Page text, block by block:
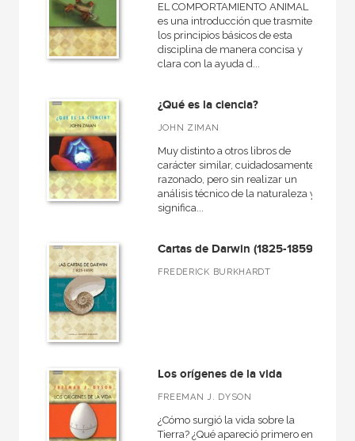
EL COMPORTAMIENTO ANIMAL
es una introducción que trasmite
los principios básicos de esta
disciplina de manera concisa y
clara con la ayuda d...
¿Qué es la ciencia?
JOHN ZIMAN
Muy distinto a otros libros de
carácter similar, cuidadosamente
razonado, pero sin realizar un
análisis técnico de la naturaleza y
significa...
Cartas de Darwin (1825-1859)
FREDERICK BURKHARDT
Los orígenes de la vida
FREEMAN J. DYSON
¿Cómo surgió la vida sobre la
Tierra? ¿Qué apareció primero en